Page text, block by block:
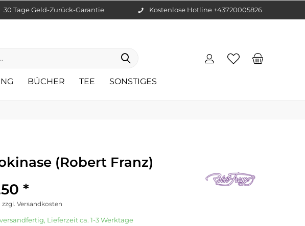
30 Tage Geld-Zurück-Garantie Kostenlose Hotline +43720005826
BÜCHER TEE SONSTIGES
(Robert Franz)
*
zzgl. Versandkosten
Lieferzeit ca. 1-3 Werktage